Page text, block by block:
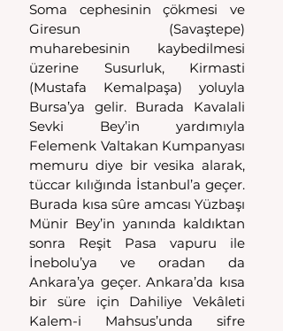
Soma cephesinin çökmesi ve
Giresun (Savaştepe)
muharebesinin kaybedilmesi
üzerine Susurluk, Kirmasti
(Mustafa Kemalpaşa) yoluyla
Bursa’ya gelir. Burada Kavalali
Sevki Bey’in yardımıyla
Felemenk Valtakan Kumpanyası
memuru diye bir vesika alarak,
tüccar kılığında İstanbul’a geçer.
Burada kısa sûre amcası Yüzbaşı
Münir Bey’in yanında kaldıktan
sonra Reşit Pasa vapuru ile
İnebolu’ya ve oradan da
Ankara’ya geçer. Ankara’da kısa
bir süre için Dahiliye Vekâleti
Kalem-i Mahsus’unda sifre